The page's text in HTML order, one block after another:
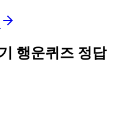
행운퀴즈 정답